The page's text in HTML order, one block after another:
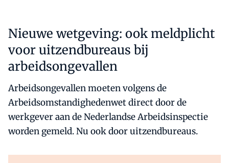
Nieuwe wetgeving: ook meldplicht
voor uitzendbureaus bij
arbeidsongevallen
Arbeidsongevallen moeten volgens de
Arbeidsomstandighedenwet direct door de
werkgever aan de Nederlandse Arbeidsinspectie
worden gemeld. Nu ook door uitzendbureaus.